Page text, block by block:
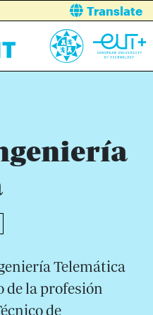
Translate
Telemática
de la profesión
de